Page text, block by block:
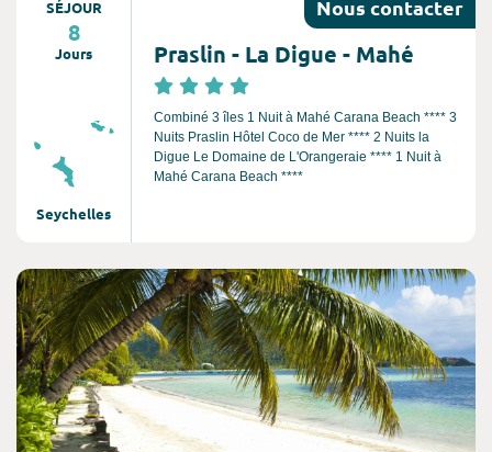
SÉJOUR
8
Jours
Seychelles
Nous contacter
Praslin - La Digue - Mahé
Combiné 3 îles 1 Nuit à Mahé Carana Beach **** 3
Nuits Praslin Hôtel Coco de Mer **** 2 Nuits la
Digue Le Domaine de L'Orangeraie **** 1 Nuit à
Mahé Carana Beach ****
Consultez l'offre de voyage